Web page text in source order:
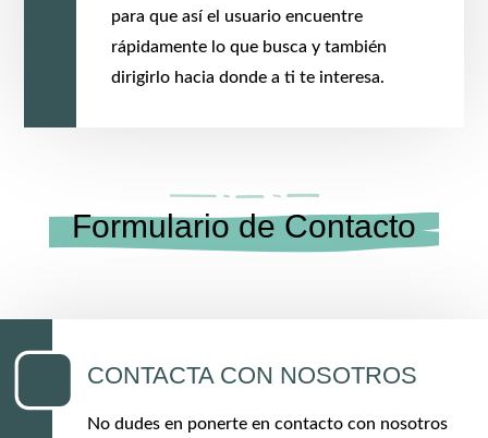
para que así el usuario encuentre
rápidamente lo que busca y también
dirigirlo hacia donde a ti te interesa.
Formulario de Contacto
CONTACTA CON NOSOTROS
No dudes en ponerte en contacto con nosotros